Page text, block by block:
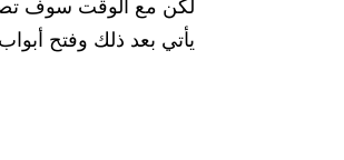
لكن مع الوقت سوف
يأتي بعد ذلك وفتح